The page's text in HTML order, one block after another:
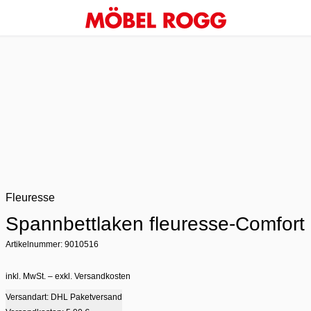
Fleuresse
Spannbettlaken fleuresse-Comfort
Artikelnummer: 9010516
inkl. MwSt. – exkl. Versandkosten
Versandart: DHL Paketversand